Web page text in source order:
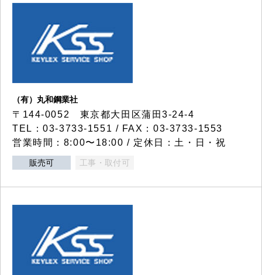
（有）丸和鋼業社
〒144-0052 東京都大田区蒲田3-24-4
TEL：03-3733-1551 / FAX：03-3733-1553
営業時間：8:00〜18:00 / 定休日：土・日・祝
販売可 工事・取付可